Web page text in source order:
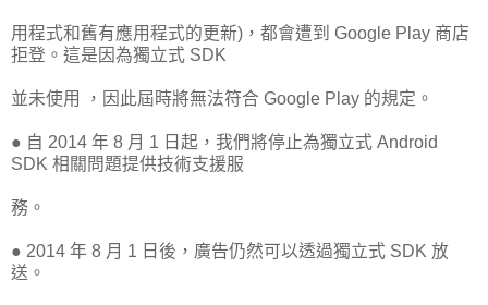
用程式和舊有應用程式的更新)，都會遭到 Google Play 商店
拒登。這是因為獨立式 SDK
並未使用 ，因此屆時將無法符合 Google Play 的規定。
● 自 2014 年 8 月 1 日起，我們將停止為獨立式 Android
SDK 相關問題提供技術支援服
務。
● 2014 年 8 月 1 日後，廣告仍然可以透過獨立式 SDK 放
送。